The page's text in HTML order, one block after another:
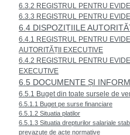
6.3.2 REGISTRUL PENTRU
6.3.3 REGISTRUL PENTRU
6.4 DISPOZIȚIILE
6.4.1 REGISTRUL PENTRU
AUTORITĂȚII EXECUTIVE
6.4.2 REGISTRUL PENTRU
EXECUTIVE
6.5 DOCUMENTE ȘI
6.5.1 Buget din toate sursele de
6.5.1.1 Buget pe surse financiare
6.5.1.2 Situatia platilor
6.5.1.3 Situatia drepturilor salariale
prevazute de acte normative